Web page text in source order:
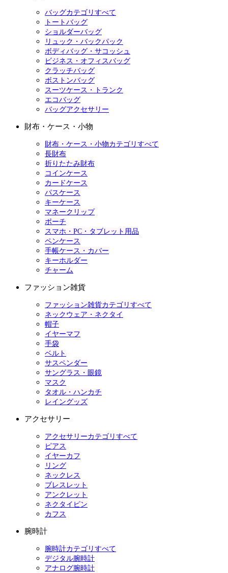
バッグカテゴリすべて
トートバッグ
ショルダーバッグ
リュック・バックパック
ボディバッグ・サコッシュ
ビジネス・オフィスバッグ
クラッチバッグ
ボストンバッグ
スーツケース・トランク
エコバッグ
バッグアクセサリー
財布・ケース・小物
財布・ケース・小物カテゴリすべて
長財布
折りたたみ財布
コインケース
カードケース
パスケース
キーケース
マネークリップ
ポーチ
スマホ・PC・タブレット用品
ペンケース
手帳ケース・カバー
キーホルダー
チャーム
ファッション雑貨
ファッション雑貨カテゴリすべて
ネックウェア・ネクタイ
帽子
イヤーマフ
手袋
ベルト
サスペンダー
サングラス・眼鏡
マスク
タオル・ハンカチ
レイングッズ
アクセサリー
アクセサリーカテゴリすべて
ピアス
イヤーカフ
リング
ネックレス
ブレスレット
アンクレット
ネクタイピン
カフス
腕時計
腕時計カテゴリすべて
デジタル腕時計
アナログ腕時計